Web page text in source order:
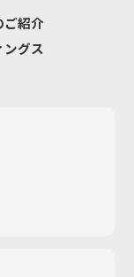
ご紹介
ングス